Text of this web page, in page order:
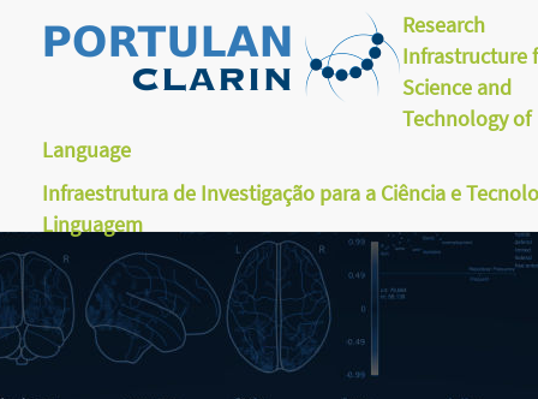
Research
Infrastructure
Science and
Technology of
Language
Infraestrutura de Investigação para a Ciência e
Linguagem